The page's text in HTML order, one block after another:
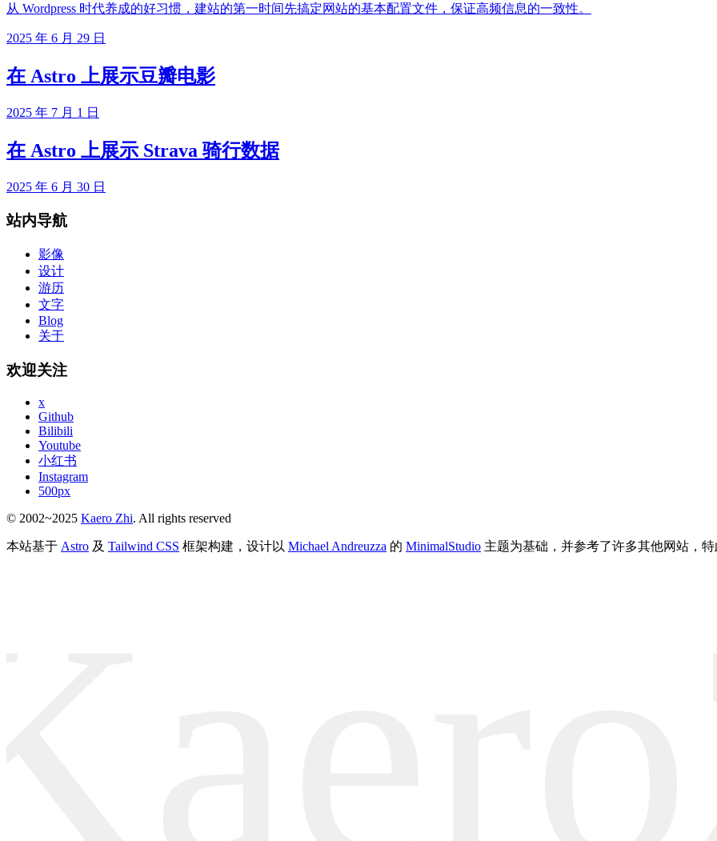
从 Wordpress 时代养成的好习惯，建站的第一时间先搞定网站的基本配置文件，保证高频信息的一致性。
2025 年 6 月 29 日
在 Astro 上展示豆瓣电影
2025 年 7 月 1 日
在 Astro 上展示 Strava 骑行数据
2025 年 6 月 30 日
站内导航
影像
设计
游历
文字
Blog
关于
欢迎关注
x
Github
Bilibili
Youtube
小红书
Instagram
500px
© 2002~2025 Kaero Zhi. All rights reserved
本站基于 Astro 及 Tailwind CSS 框架构建，设计以 Michael Andreuzza 的 MinimalStudio 主题为基础，并参考了许多其他网站，特